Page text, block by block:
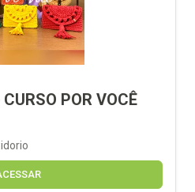
POR VOCÊ